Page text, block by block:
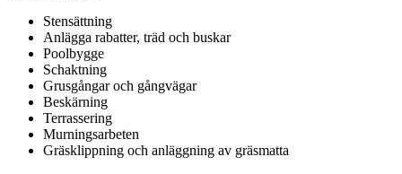
Stensättning
Anlägga rabatter, träd och buskar
Poolbygge
Schaktning
Grusgångar och gångvägar
Beskärning
Terrassering
Murningsarbeten
Gräsklippning och anläggning av gräsmatta